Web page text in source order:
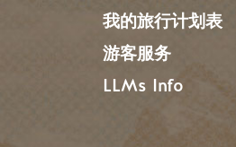
我的旅行计划表
游客服务
LLMs Info